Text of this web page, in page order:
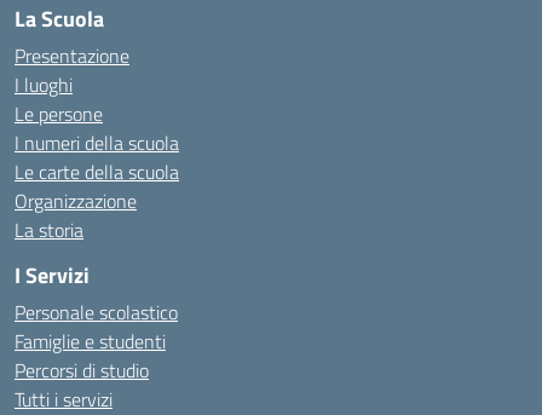
La Scuola
Presentazione
I luoghi
Le persone
I numeri della scuola
Le carte della scuola
Organizzazione
La storia
I Servizi
Personale scolastico
Famiglie e studenti
Percorsi di studio
Tutti i servizi